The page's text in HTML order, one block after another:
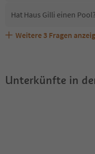
Hat Haus Gilli einen Pool?
Sind Haustiere in der
Welche Services bietet
Erhalten die Gäste von Haus Gilli
Weitere 3 Fragen
Unterkünfte in